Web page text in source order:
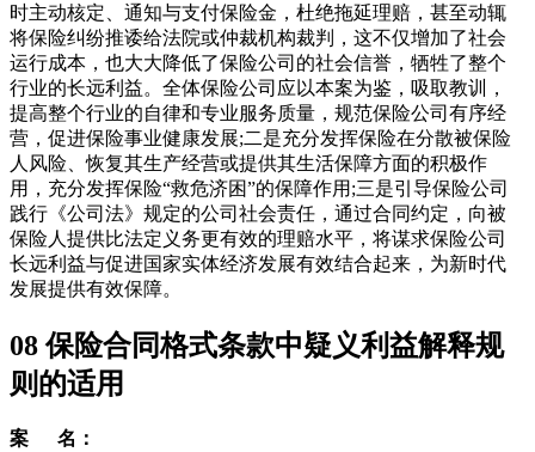
时主动核定、通知与支付保险金，杜绝拖延理赔，甚至动辄
将保险纠纷推诿给法院或仲裁机构裁判，这不仅增加了社会
运行成本，也大大降低了保险公司的社会信誉，牺牲了整个
行业的长远利益。全体保险公司应以本案为鉴，吸取教训，
提高整个行业的自律和专业服务质量，规范保险公司有序经
营，促进保险事业健康发展;二是充分发挥保险在分散被保险
人风险、恢复其生产经营或提供其生活保障方面的积极作
用，充分发挥保险“救危济困”的保障作用;三是引导保险公司
践行《公司法》规定的公司社会责任，通过合同约定，向被
保险人提供比法定义务更有效的理赔水平，将谋求保险公司
长远利益与促进国家实体经济发展有效结合起来，为新时代
发展提供有效保障。
08保险合同格式条款中疑义利益解释规
则的适用
案 名：